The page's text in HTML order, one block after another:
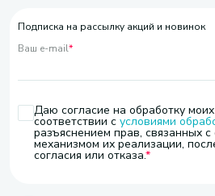
Подписка на рассылку акций и новинок
Ваш e-mail*
Даю согласие на обработку
соответствии с условиями
разъяснением прав, связанных с
механизмом их реализации,
согласия или отказа.